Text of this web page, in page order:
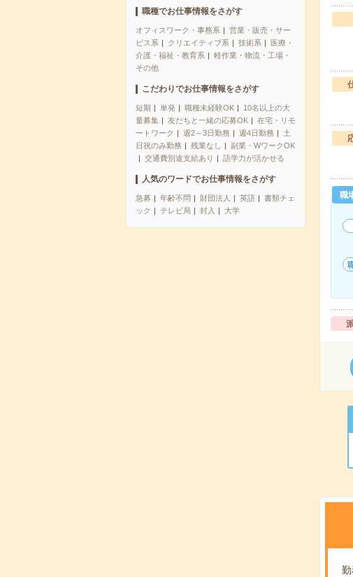
職種でお仕事情報をさがす
オフィスワーク・事務系
営業・販売・サー
ビス系
クリエイティブ系 技術系
医療・
介護・福祉・教育系
軽作業・物流・工場・
その他
こだわりでお仕事情報をさがす
短期 単発 職種未経験OK
10名以上の大
量募集
友だちと一緒の応募OK
在宅・リモ
ートワーク
週2～3日勤務 週4日勤務
土
日祝のみ勤務
残業なし
副業・WワークOK
交通費別途支給あり
語学力が活かせる
人気のワードでお仕事情報をさがす
急募 年齢不問 財団法人 英語
書類チェ
ック
テレビ局 封入 大学
職